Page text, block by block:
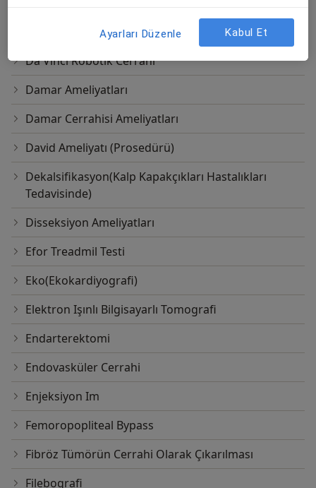
Cox-Maze Prosedürü
Da Vinci Robotik Cerrahi
Damar Ameliyatları
Damar Cerrahisi Ameliyatları
David Ameliyatı (Prosedürü)
Dekalsifikasyon(Kalp Kapakçıkları Hastalıkları
Tedavisinde)
Disseksiyon Ameliyatları
Efor Treadmil Testi
Eko(Ekokardiyografi)
Elektron Işınlı Bilgisayarlı Tomografi
Endarterektomi
Endovasküler Cerrahi
Enjeksiyon Im
Femoropopliteal Bypass
Fibröz Tümörün Cerrahi Olarak Çıkarılması
Filebografi
Ayarları Düzenle Kabul Et